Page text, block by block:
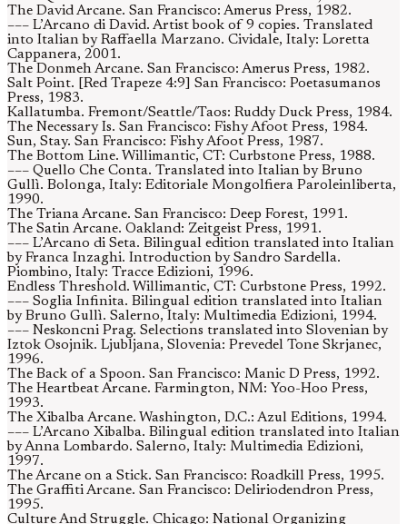
The David Arcane. San Francisco: Amerus Press, 1982.
––– L’Arcano di David. Artist book of 9 copies. Translated
into Italian by Raffaella Marzano. Cividale, Italy: Loretta
Cappanera, 2001.
The Donmeh Arcane. San Francisco: Amerus Press, 1982.
Salt Point. [Red Trapeze 4:9] San Francisco: Poetasumanos
Press, 1983.
Kallatumba. Fremont/Seattle/Taos: Ruddy Duck Press, 1984.
The Necessary Is. San Francisco: Fishy Afoot Press, 1984.
Sun, Stay. San Francisco: Fishy Afoot Press, 1987.
The Bottom Line. Willimantic, CT: Curbstone Press, 1988.
––– Quello Che Conta. Translated into Italian by Bruno
Gullì. Bolonga, Italy: Editoriale Mongolfiera Paroleinliberta,
1990.
The Triana Arcane. San Francisco: Deep Forest, 1991.
The Satin Arcane. Oakland: Zeitgeist Press, 1991.
––– L’Arcano di Seta. Bilingual edition translated into Italian
by Franca Inzaghi. Introduction by Sandro Sardella.
Piombino, Italy: Tracce Edizioni, 1996.
Endless Threshold. Willimantic, CT: Curbstone Press, 1992.
––– Soglia Infinita. Bilingual edition translated into Italian
by Bruno Gullì. Salerno, Italy: Multimedia Edizioni, 1994.
––– Neskoncni Prag. Selections translated into Slovenian by
Iztok Osojnik. Ljubljana, Slovenia: Prevedel Tone Skrjanec,
1996.
The Back of a Spoon. San Francisco: Manic D Press, 1992.
The Heartbeat Arcane. Farmington, NM: Yoo-Hoo Press,
1993.
The Xibalba Arcane. Washington, D.C.: Azul Editions, 1994.
––– L’Arcano Xibalba. Bilingual edition translated into Italian
by Anna Lombardo. Salerno, Italy: Multimedia Edizioni,
1997.
The Arcane on a Stick. San Francisco: Roadkill Press, 1995.
The Graffiti Arcane. San Francisco: Deliriodendron Press,
1995.
Culture And Struggle. Chicago: National Organizing